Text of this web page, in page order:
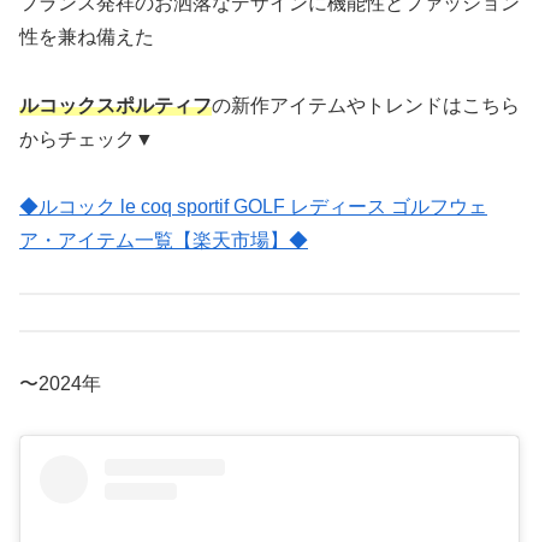
性を兼ね備えた
ルコックスポルティフの新作アイテムやトレンドはこちら
からチェック▼
◆ルコック le coq sportif GOLF レディース ゴルフウェ
ア・アイテム一覧【楽天市場】◆
〜2024年